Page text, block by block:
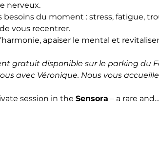
nerveux.
besoins du moment : stress, fatigue,
vous recentrer.
apaiser le mental et
gratuit disponible sur le parking du
avec Véronique. Nous vous
session in the Sensora – a rare and…